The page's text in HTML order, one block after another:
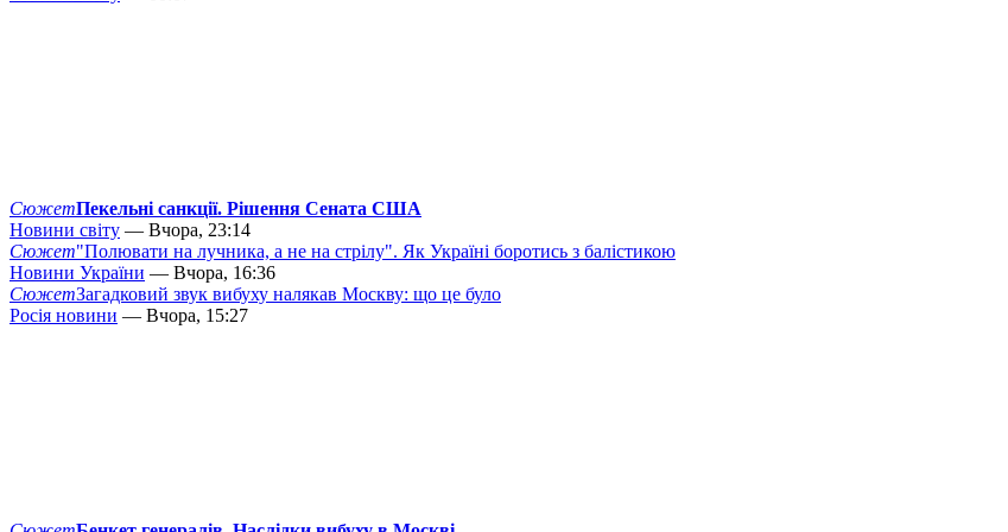
СюжетПекельні санкції. Рішення Сената США
Новини світу — Вчора, 23:14
Сюжет"Полювати на лучника, а не на стрілу". Як Україні боротись з балістикою
Новини України — Вчора, 16:36
СюжетЗагадковий звук вибуху налякав Москву: що це було
Росія новини — Вчора, 15:27